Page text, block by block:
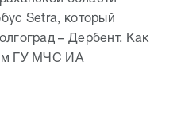
Setra, который
– Дербент. Как
ГУ МЧС ИА